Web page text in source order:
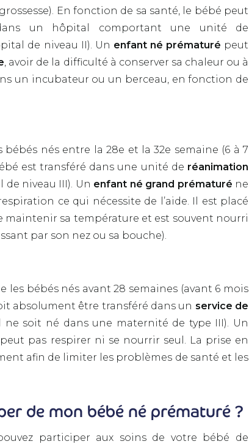
En fonction de sa santé, le bébé peut
un hôpital comportant une unité de
de niveau II). Un enfant né prématuré peut
, avoir de la difficulté à conserver sa chaleur ou à
un incubateur ou un berceau, en fonction de
bébés nés entre la 28e et la 32e semaine (6 à 7
est transféré dans une unité de réanimation
niveau III). Un enfant né grand prématuré ne
ce qui nécessite de l’aide. Il est placé
sa température et est souvent nourri
par son nez ou sa bouche).
les bébés nés avant 28 semaines (avant 6 mois
absolument être transféré dans un service de
ne soit né dans une maternité de type III). Un
pas respirer ni se nourrir seul. La prise en
afin de limiter les problèmes de santé et les
de mon bébé né prématuré ?
participer aux soins de votre bébé de